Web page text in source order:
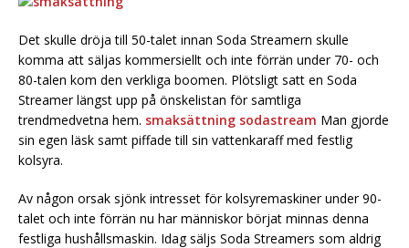
Det skulle dröja till 50-talet innan Soda Streamern skulle
komma att säljas kommersiellt och inte förrän under 70- och
80-talen kom den verkliga boomen. Plötsligt satt en Soda
Streamer längst upp på önskelistan för samtliga
trendmedvetna hem. smaksättning sodastream Man gjorde
sin egen läsk samt piffade till sin vattenkaraff med festlig
kolsyra.
Av någon orsak sjönk intresset för kolsyremaskiner under 90-
talet och inte förrän nu har människor börjat minnas denna
festliga hushållsmaskin. Idag säljs Soda Streamers som aldrig